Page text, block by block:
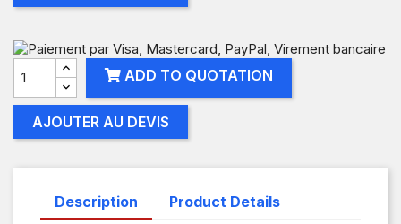
ADD TO QUOTATION
AJOUTER AU DEVIS
Description Product Details